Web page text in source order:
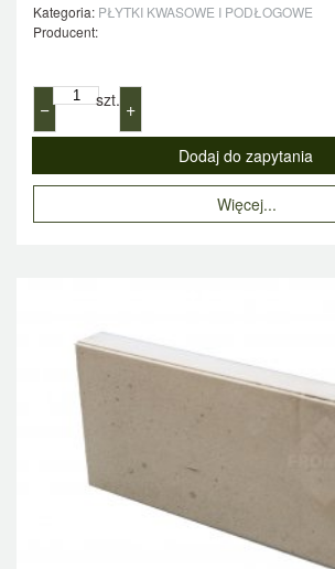
Kategoria: PŁYTKI KWASOWE I PODŁOGOWE
Producent:
− szt. +
Więcej...